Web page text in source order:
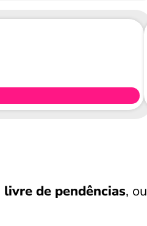
livre de pendências, ou